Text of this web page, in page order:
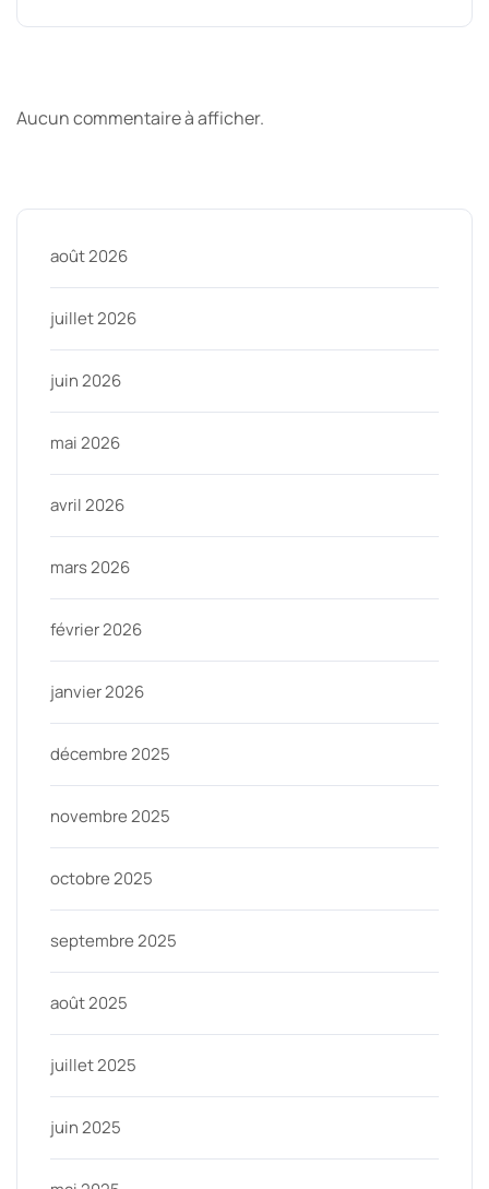
Aucun commentaire à afficher.
août 2026
juillet 2026
juin 2026
mai 2026
avril 2026
mars 2026
février 2026
janvier 2026
décembre 2025
novembre 2025
octobre 2025
septembre 2025
août 2025
juillet 2025
juin 2025